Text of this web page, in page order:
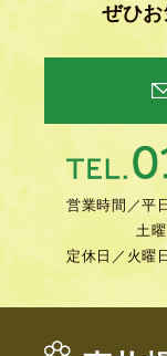
ぜひお
営業時間／平
土
定休日／ 火曜